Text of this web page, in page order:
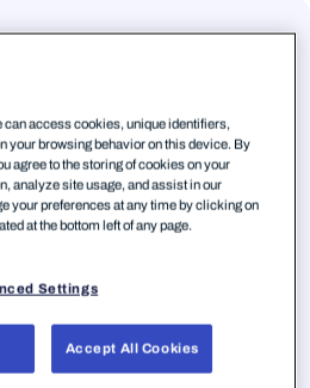
Security
ンする
Elements製品を管
ポータル「Elements
トナーからご購入いた
can access cookies, unique identifiers,
your browsing behavior on this device. By
agree to the storing of cookies on your
analyze site usage, and assist in our
your preferences at any time by clicking on
at the bottom left of any page.
Settings
Accept All Cookies